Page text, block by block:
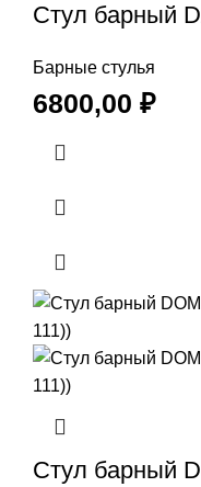
Стул барный
Барные стулья
6800,00 ₽
Стул барный